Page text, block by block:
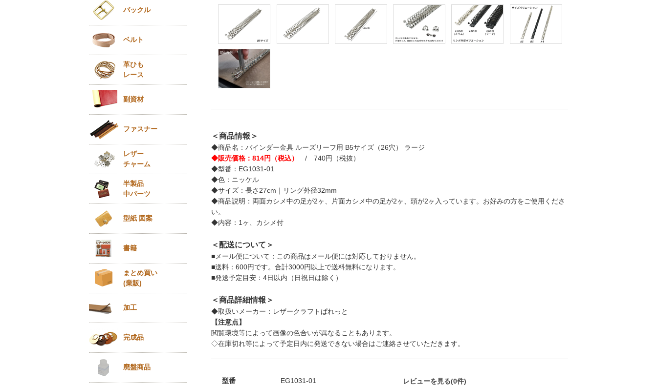
＜商品情報＞
◆商品名：バインダー金具 ルーズリーフ用 B5サイズ（26穴） ラージ
◆販売価格：814円（税込）
/ 740円（税抜）
◆型番：EG1031-01
◆色：ニッケル
◆サイズ：長さ27cm｜リング外径32mm
◆商品説明：両面カシメ中の足が2ヶ、片面カシメ中の足が2ヶ、頭が2ヶ入っています。お好みの方をご使用くださ
い。
◆内容：1ヶ、カシメ付
＜配送について＞
■メール便について：この商品はメール便には対応しておりません。
■送料：600円です。合計3000円以上で送料無料になります。
■発送予定目安：4日以内（日祝日は除く）
＜商品詳細情報＞
◆取扱いメーカー：レザークラフトぱれっと
【注意点】
閲覧環境等によって画像の色合いが異なることもあります。
◇在庫切れ等によって予定日内に発送できない場合はご連絡させていただきます。
型番 EG1031-01 レビューを見る(0件)
バックル
ベルト
革ひも
レース
副資材
ファスナー
レザー
チャーム
半製品
中パーツ
型紙 図案
書籍
まとめ買い
(業販)
加工
完成品
廃盤商品